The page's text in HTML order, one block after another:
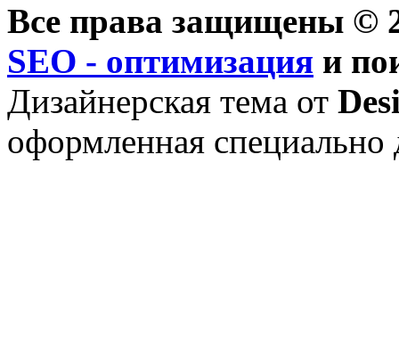
Все права защищены ©
SEO - оптимизация и
Дизайнерская тема от
оформленная